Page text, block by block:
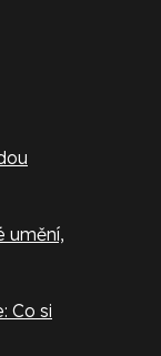
umění,
Co si